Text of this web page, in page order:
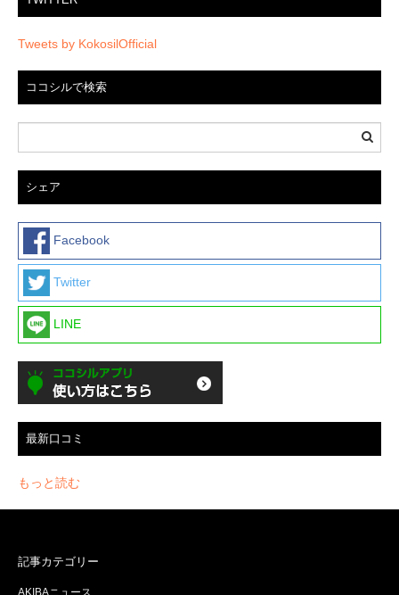
Tweets by KokosilOfficial
ココシルで検索
シェア
Facebook
Twitter
LINE
最新口コミ
もっと読む
記事カテゴリー
AKIBAニュース